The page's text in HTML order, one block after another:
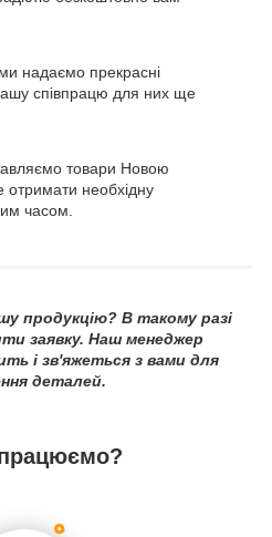
надаємо прекрасні
співпрацю для них ще
товари Новою
необхідну
часом.
продукцію? В такому разі
заявку. Наш менеджер
і зв'яжеться з вами для
деталей.